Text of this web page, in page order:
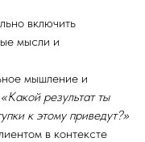
включить
мысли и
мышление и
«Какой результат ты
к этому приведут?»
в контексте